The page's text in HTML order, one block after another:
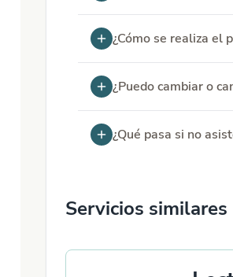
¿Cómo se realiza el
¿Puedo cambiar o
¿Qué pasa si no
Servicios similares